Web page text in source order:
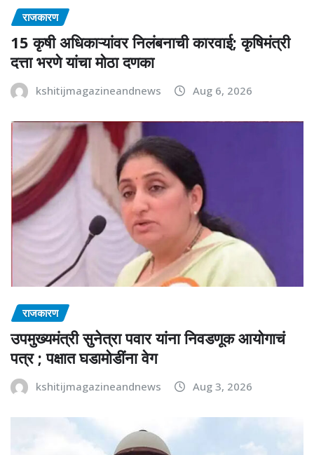
राजकारण
15 कृषी अधिकाऱ्यांवर निलंबनाची कारवाई; कृषिमंत्री
दत्ता भरणे यांचा मोठा दणका
kshitijmagazineandnews Aug 6, 2026
राजकारण
उपमुख्यमंत्री सुनेत्रा पवार यांना निवडणूक आयोगाचं
पत्र ; पक्षात घडामोडींना वेग
kshitijmagazineandnews Aug 3, 2026